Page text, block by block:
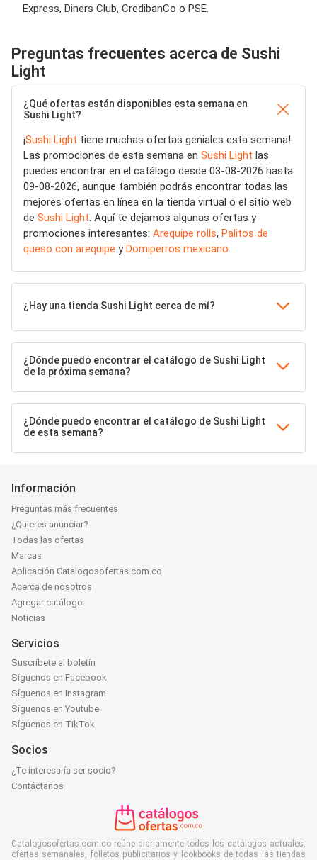
Express, Diners Club, CredibanCo o PSE.
Preguntas frecuentes acerca de Sushi
Light
¿Qué ofertas están disponibles esta semana en
Sushi Light?
¡Sushi Light tiene muchas ofertas geniales esta semana!
Las promociones de esta semana en Sushi Light las
puedes encontrar en el catálogo desde 03-08-2026 hasta
09-08-2026, aunque también podrás encontrar todas las
mejores ofertas en línea en la tienda virtual o el sitio web
de Sushi Light. Aquí te dejamos algunas ofertas y
promociones interesantes: Arequipe rolls, Palitos de
queso con arequipe yDomiperros mexicano
¿Hay una tienda Sushi Light cerca de mí?
¿Dónde puedo encontrar el catálogo de Sushi Light
de la próxima semana?
¿Dónde puedo encontrar el catálogo de Sushi Light
de esta semana?
Información
Preguntas más frecuentes
¿Quieres anunciar?
Todas las ofertas
Marcas
Aplicación Catalogosofertas.com.co
Acerca de nosotros
Agregar catálogo
Noticias
Servicios
Suscríbete al boletín
Síguenos en Facebook
Síguenos en Instagram
Síguenos en Youtube
Síguenos en TikTok
Socios
¿Te interesaría ser socio?
Contáctanos
Catalogosofertas.com.co reúne diariamente todos los catálogos actuales,
ofertas semanales, folletos publicitarios y lookbooks de todas las tiendas